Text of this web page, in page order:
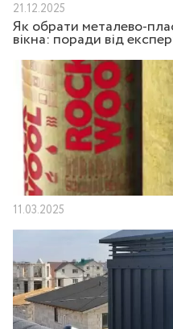
21.12.2025
Як обрати металево-
вікна: поради від
11.03.2025